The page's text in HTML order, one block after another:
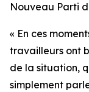
Nouveau Parti
« En ces
travailleurs ont
de la situation,
simplement